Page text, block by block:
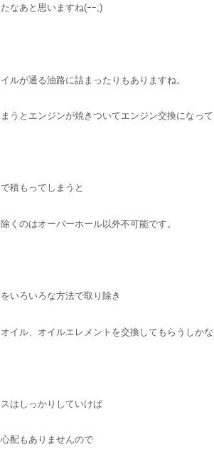
なあと思いますね(ｰｰ;)
ルが通る油路に詰まったりもありますね。
うとエンジンが焼きついてエンジン交換になって
積もってしまうと
くのはオーバーホール以外不可能です。
いろいろな方法で取り除き
イル、オイルエレメントを交換してもらうしかな
スはしっかりしていけば
配もありませんので